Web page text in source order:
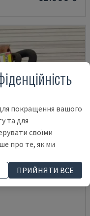
покращення вашого
та для
своїми
про те, як ми
ПРИЙНЯТИ ВСЕ